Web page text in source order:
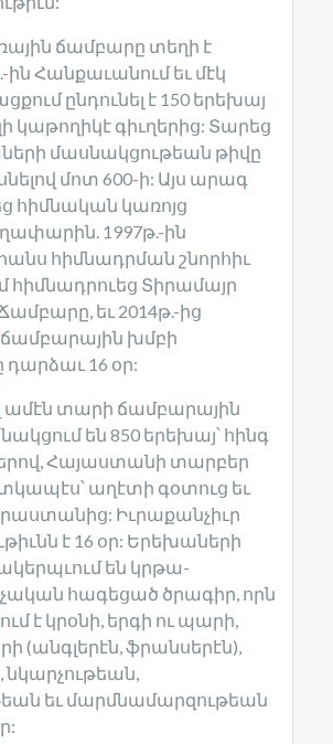
ճամբարը տեղի է
ին Հանքաւանում եւ մէկ
ընդունել է 150 երեխայ
կաթողիկէ գիւղերից: Տարեց
մասնակցութեան թիվը
մոտ 600-ի: Այս արագ
հիմնական կառոյց
1997թ.-ին
հիմնադրման շնորհիւ
հիմնադրուեց Տիրամայր
եւ 2014թ.-ից
ճամբարային խմբի
դարձաւ 16 օր:
ամէն տարի ճամբարային
են 850 երեխայ՝ հինգ
Հայաստանի տարբեր
աղէտի գօտուց եւ
Իւրաքանչիւր
է 16 օր: Երեխաների
են կրթա-
հագեցած ծրագիր, որն
է կրօնի, երգի ու պարի,
(անգլերէն, ֆրանսերէն),
եւ մարմնամարզութեան